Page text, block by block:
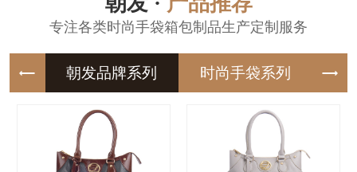
专注各类时尚手袋箱包制品生产定制服务
朝发品牌 时尚手袋